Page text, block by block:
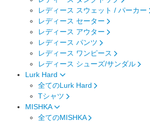
レディース スウェット / パーカー
レディース セーター
レディース アウター
レディース パンツ
レディース ワンピース
レディース シューズ/サンダル
Lurk Hard
全てのLurk Hard
Tシャツ
MISHKA
全てのMISHKA